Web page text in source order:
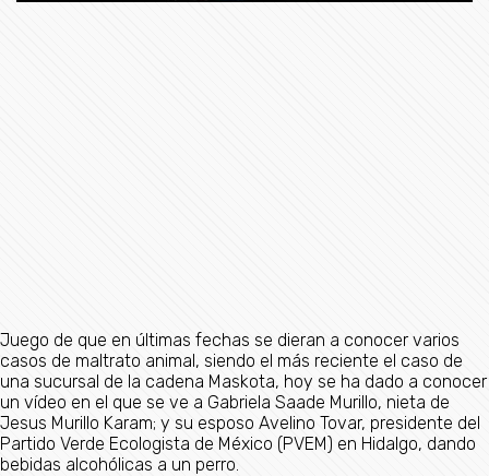
Juego de que en últimas fechas se dieran a conocer varios
casos de maltrato animal, siendo el más reciente el caso de
una sucursal de la cadena Maskota, hoy se ha dado a conocer
un vídeo en el que se ve a Gabriela Saade Murillo, nieta de
Jesus Murillo Karam; y su esposo Avelino Tovar, presidente del
Partido Verde Ecologista de México (PVEM) en Hidalgo, dando
bebidas alcohólicas a un perro.